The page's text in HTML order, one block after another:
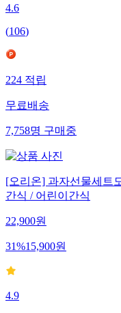
4.6
(106)
224적립
무료배송
7,758명구매중
[오리온] 과자선물세트
간식 / 어린이간식
22,900원
31%15,900원
4.9